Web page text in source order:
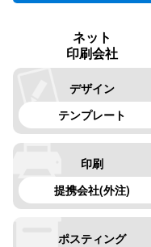
ネット
印刷会社
デザイン
テンプレート
印刷
提携会社(外注)
ポスティング